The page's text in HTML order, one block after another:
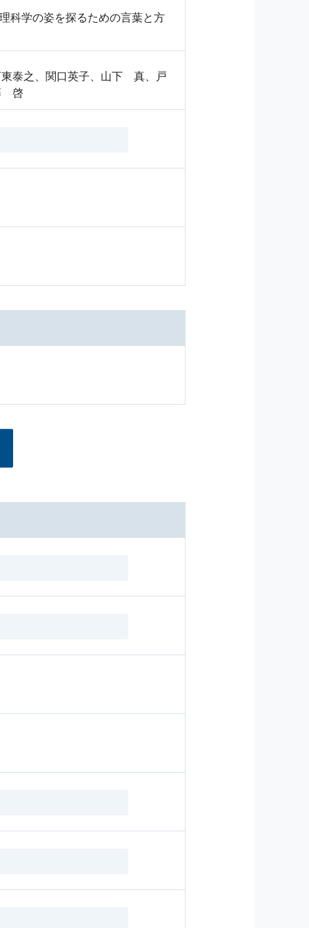
学の姿を探るための言葉と方
泰之、関口英子、山下 真、戸
啓